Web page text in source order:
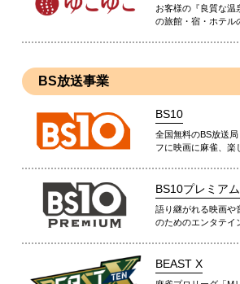
お客様の『良質な温
の旅館・宿・ホテル
BS放送事業
BS10
全国無料のBS放送
フに映画に麻雀、楽
BS10プレミアム
語り継がれる映画や
のためのエンタテイ
BEAST X